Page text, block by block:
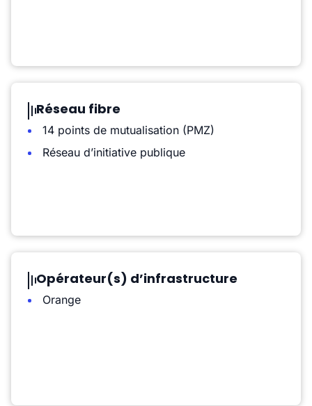
Réseau fibre
14 points de mutualisation (PMZ)
Réseau d’initiative publique
Opérateur(s) d’infrastructure
Orange